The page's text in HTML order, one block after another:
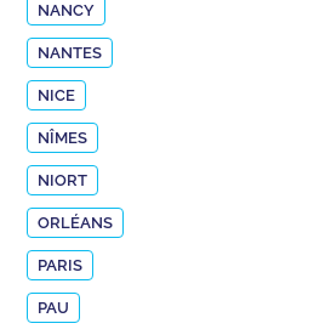
NANCY
NANTES
NICE
NÎMES
NIORT
ORLÉANS
PARIS
PAU